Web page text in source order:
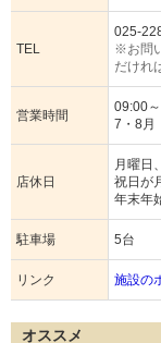
TEL
025-
※お問
だけれ
営業時間
09:00
7・8
店休日
月曜日
祝日が
年末年
駐車場 5台
リンク 施設の
オススメ